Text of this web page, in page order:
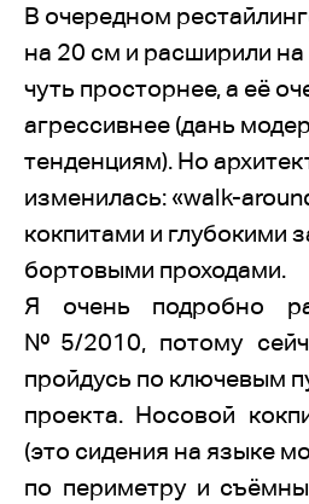
В очередном
на 20 см и расширили на
чуть просторнее, а её
агрессивнее (дань
тенденциям). Но
изменилась: «walk-
кокпитами и глубокими
бортовыми проходами.
Я очень подробно
№5/2010, потому
пройдусь по ключевым
проекта. Носовой
(это сидения на языке
по периметру и